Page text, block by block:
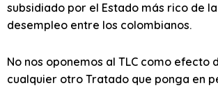
subsidiado por el Estado más rico de
desempleo entre los colombianos.
No nos oponemos al TLC como
cualquier otro Tratado que ponga en